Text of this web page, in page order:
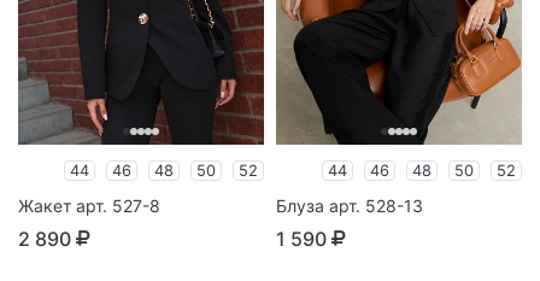
44 46 48 50 52
Жакет арт. 527-8
2 890
44 46 48 50 52
Блуза арт. 528-13
1 590